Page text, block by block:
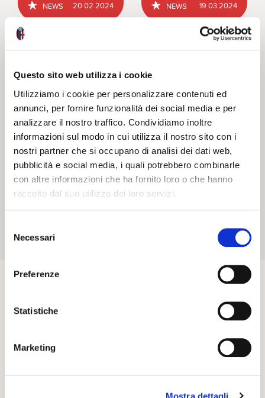
Questo sito web utilizza i cookie
Utilizziamo i cookie per personalizzare contenuti ed
annunci, per fornire funzionalità dei social media e per
analizzare il nostro traffico. Condividiamo inoltre
informazioni sul modo in cui utilizza il nostro sito con i
nostri partner che si occupano di analisi dei dati web,
pubblicità e social media, i quali potrebbero combinarle
con altre informazioni che ha fornito loro o che hanno
raccolto dal suo utilizzo dei loro servizi.
delNecessari
Preferenze
Statistiche
Marketing
Mostra dettagli
NEWS 20 02 2024 NEWS 19 03 2024
CARNEVALE
ROSSOBLU’
NEWS 20 02 2024